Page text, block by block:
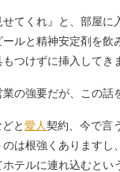
せてくれ』と、部屋
ルと精神安定剤を
つけずに挿入してき
の強要だが、この話
と愛人契約、今で言
は根強くあります
テルに連れ込むと